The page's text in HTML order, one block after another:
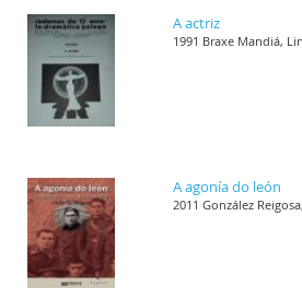
A actriz
1991 Braxe Mandiá,
A agonía do león
2011 González